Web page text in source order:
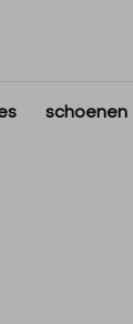
schoenen